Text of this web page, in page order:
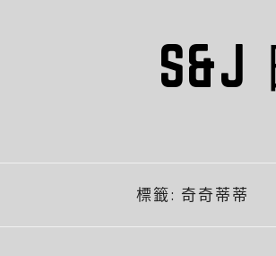
S&J
標籤: 奇奇蒂蒂